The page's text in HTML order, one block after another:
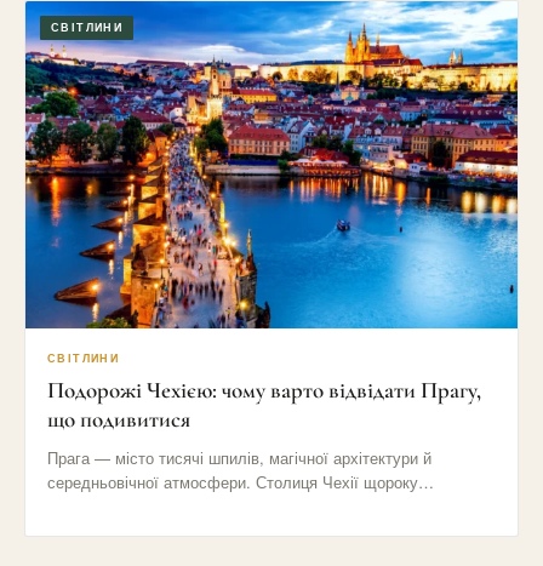
СВІТЛИНИ
СВІТЛИНИ
Подорожі Чехією: чому варто відвідати Прагу,
що подивитися
Прага — місто тисячі шпилів, магічної архітектури й
середньовічної атмосфери. Столиця Чехії щороку